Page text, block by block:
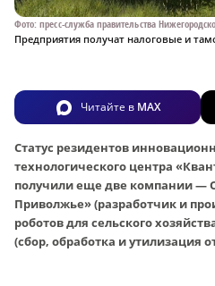
Фото: пресс-служба правительства
Предприятия получат налоговые и
Читайте в MAX
Статус резидентов
технологического центра
получили еще две компании —
Приволжье» (разработчик и
роботов для сельского
(сбор, обработка и утилизация